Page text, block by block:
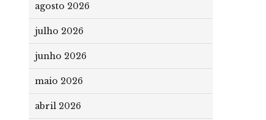
agosto 2026
julho 2026
junho 2026
maio 2026
abril 2026